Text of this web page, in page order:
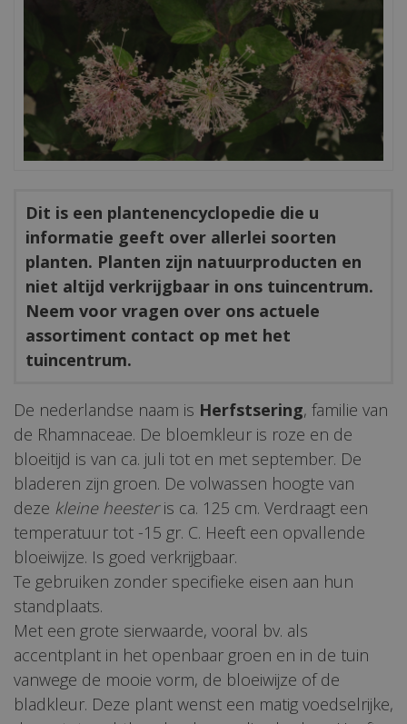
Dit is een plantenencyclopedie die u
informatie geeft over allerlei soorten
planten. Planten zijn natuurproducten en
niet altijd verkrijgbaar in ons tuincentrum.
Neem voor vragen over ons actuele
assortiment contact op met het
tuincentrum.
De nederlandse naam is Herfstsering, familie van
de Rhamnaceae. De bloemkleur is roze en de
bloeitijd is van ca. juli tot en met september. De
bladeren zijn groen. De volwassen hoogte van
deze kleine heester is ca. 125 cm. Verdraagt een
temperatuur tot -15 gr. C. Heeft een opvallende
bloeiwijze. Is goed verkrijgbaar.
Te gebruiken zonder specifieke eisen aan hun
standplaats.
Met een grote sierwaarde, vooral bv. als
accentplant in het openbaar groen en in de tuin
vanwege de mooie vorm, de bloeiwijze of de
bladkleur. Deze plant wenst een matig voedselrijke,